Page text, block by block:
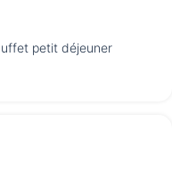
petit déjeuner